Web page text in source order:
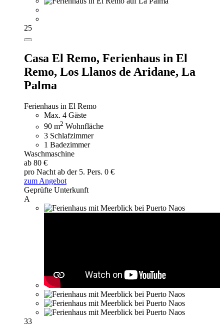
25
Casa El Remo, Ferienhaus in El
Remo, Los Llanos de Aridane, La
Palma
Ferienhaus in El Remo
Max. 4 Gäste
90 m2 Wohnfläche
3 Schlafzimmer
1 Badezimmer
Waschmaschine
ab 80 €
pro Nacht ab der 5. Pers. 0 €
zum Angebot
Geprüfte Unterkunft
A
33